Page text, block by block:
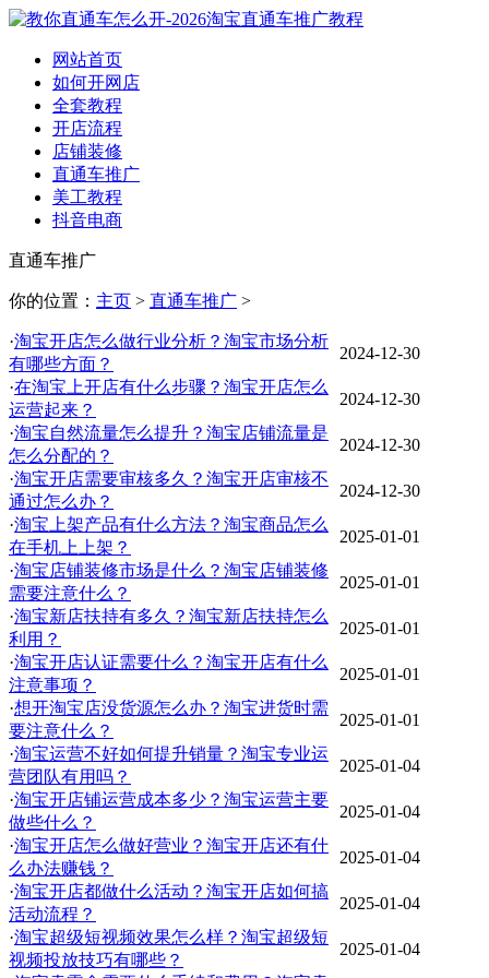
网站首页
如何开网店
全套教程
开店流程
店铺装修
直通车推广
美工教程
抖音电商
直通车推广
你的位置： 主页 > 直通车推广 >
·淘宝开店怎么做行业分析？淘宝市场分析
有哪些方面？
2024-12-30
·在淘宝上开店有什么步骤？淘宝开店怎么
运营起来？
2024-12-30
·淘宝自然流量怎么提升？淘宝店铺流量是
怎么分配的？
2024-12-30
·淘宝开店需要审核多久？淘宝开店审核不
通过怎么办？
2024-12-30
·淘宝上架产品有什么方法？淘宝商品怎么
在手机上上架？
2025-01-01
·淘宝店铺装修市场是什么？淘宝店铺装修
需要注意什么？
2025-01-01
·淘宝新店扶持有多久？淘宝新店扶持怎么
利用？
2025-01-01
·淘宝开店认证需要什么？淘宝开店有什么
注意事项？
2025-01-01
·想开淘宝店没货源怎么办？淘宝进货时需
要注意什么？
2025-01-01
·淘宝运营不好如何提升销量？淘宝专业运
营团队有用吗？
2025-01-04
·淘宝开店铺运营成本多少？淘宝运营主要
做些什么？
2025-01-04
·淘宝开店怎么做好营业？淘宝开店还有什
么办法赚钱？
2025-01-04
·淘宝开店都做什么活动？淘宝开店如何搞
活动流程？
2025-01-04
·淘宝超级短视频效果怎么样？淘宝超级短
视频投放技巧有哪些？
2025-01-04